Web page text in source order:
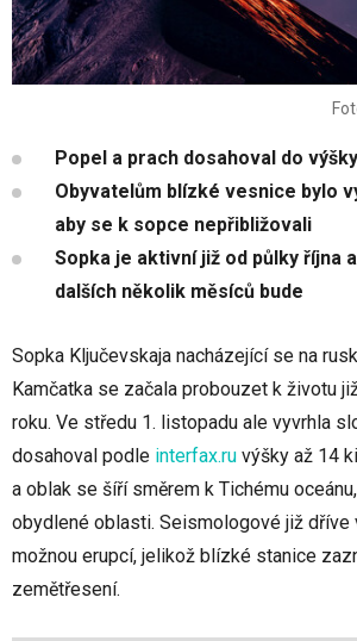
Popel a prach dosahoval do
Obyvatelům blízké vesnice bylo
aby se k sopce nepřibližovali
Sopka je aktivní již od půlky října
dalších několik měsíců bude
Sopka Ključevskaja nacházející se na
Kamčatka se začala probouzet k životu
roku. Ve středu 1. listopadu ale vyvrhla
dosahoval podle interfax.ru výšky až 14
a oblak se šíří směrem k Tichému
obydlené oblasti. Seismologové již dříve
možnou erupcí, jelikož blízké stanice
zemětřesení.